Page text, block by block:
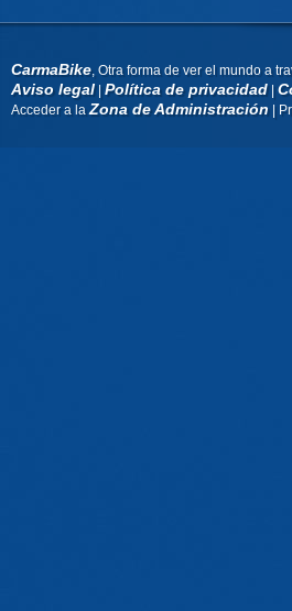
CarmaBike, Otra forma de ver el mundo a
Aviso legal|Política de privacidad|
Acceder a laZona de Administración|